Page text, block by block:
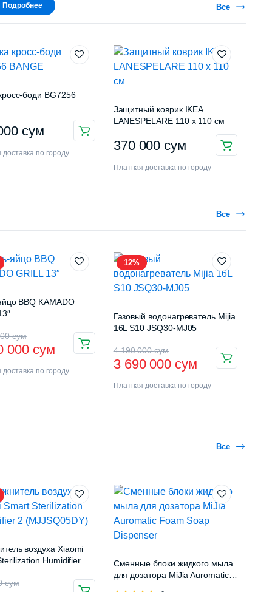
Подробнее Все
боди BG7256
сум
по городу
Защитный коврик IKEA
LANESPELARE 110 x 110 см
370 000 сум
Платная доставка по городу
Все
BBQ KAMADO
сум
000 сум
по городу
12%
Газовый водонагреватель Mijia
16L S10 JSQ30-MJ05
4 190 000сум
3 690 000 сум
Платная доставка по городу
Все
воздуха Xiaomi
Humidifier 2
сум
Сменные блоки жидкого мыла
для дозатора MiJia Auromatic